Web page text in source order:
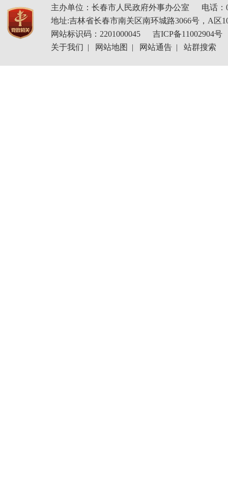
主办单位：长春市人民政府外事办公室
电话：
地址:吉林省长春市南关区南环城路3066号，A区
网站标识码：2201000045
吉ICP备11002904号
关于我们 | 网站地图 | 网站通告 | 站群搜索